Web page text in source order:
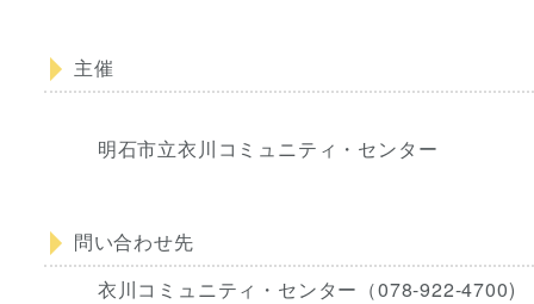
主催
明石市立衣川コミュニティ・センター
問い合わせ先
衣川コミュニティ・センター（078-922-4700)